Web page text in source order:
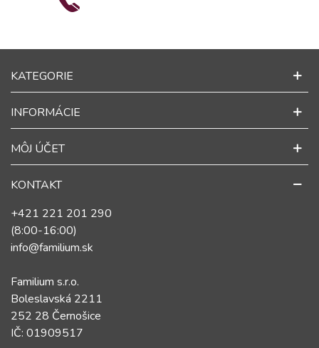
KATEGORIE
INFORMÁCIE
MÔJ ÚČET
KONTAKT
+421 221 201 290
(8:00-16:00)
info@familium.sk
Familium s.r.o.
Boleslavská 2211
252 28 Černošice
IČ: 01909517